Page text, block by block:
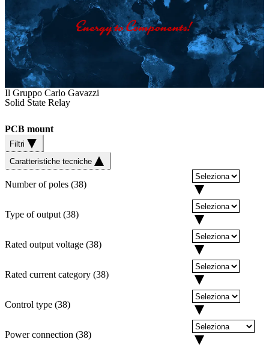
Il Gruppo Carlo Gavazzi
Solid State Relay
PCB mount
Filtri
Caratteristiche tecniche
Number of poles (38)
Type of output(38)
Rated output voltage (38)
Rated current category (38)
Control type (38)
Power connection (38)